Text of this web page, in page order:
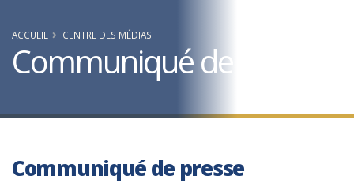
ACCUEIL CENTRE DES MÉDIAS
Communiqué de presse
Communiqué de presse